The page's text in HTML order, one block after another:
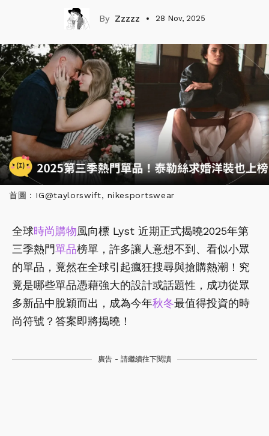
Zzzzz 28 Nov, 2025
首圖：IG@taylorswift, nikesportswear
全球時尚購物風向標 Lyst 近期正式揭曉2025年第
三季熱門單品榜單，許多讓人意想不到、看似小眾
的單品，竟然在全球引起瘋狂搜尋與搶購熱潮！究
竟是哪些單品憑藉強大的設計或話題性，成功從眾
多新品中脫穎而出，成為今年秋冬最值得投資的時
尚符號？答案即將揭曉！
廣告 - 請繼續往下閱讀